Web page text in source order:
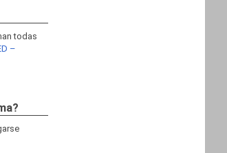
todas
–